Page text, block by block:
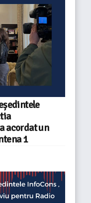
acordat un
1